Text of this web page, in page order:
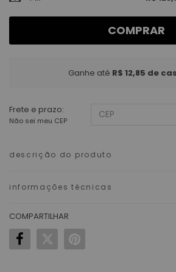
COMPRAR
Ganhe até R$ 12,85 de
Frete e prazo:
Não sei meu CEP
descrição do produto
informações técnicas
COMPARTILHAR